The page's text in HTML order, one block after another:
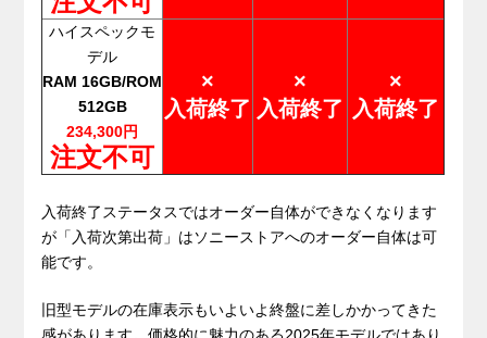
ハイスペックモ
デル
RAM 16GB/ROM
512GB
234,300円
注文不可
×
入荷終了
×
入荷終了
×
入荷終了
入荷終了ステータスではオーダー自体ができなくなります
が「入荷次第出荷」はソニーストアへのオーダー自体は可
能です。
旧型モデルの在庫表示もいよいよ終盤に差しかかってきた